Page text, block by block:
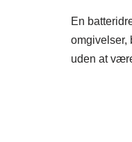
En
omgivelser,
uden at